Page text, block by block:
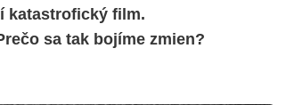
katastrofický film.
sa tak bojíme zmien?